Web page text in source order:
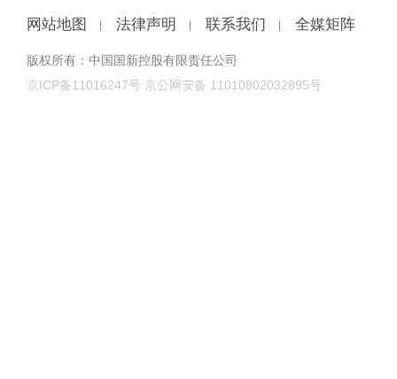
网站地图 法律声明 联系我们 全媒矩阵
版权所有：中国国新控股有限责任公司
京ICP备11016247号 京公网安备 11010802032895号